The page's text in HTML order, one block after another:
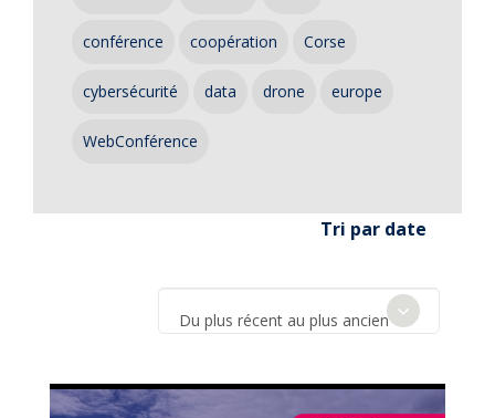
conférence coopération Corse
cybersécurité data drone europe
WebConférence
Tri par date
Du plus récent au plus ancien